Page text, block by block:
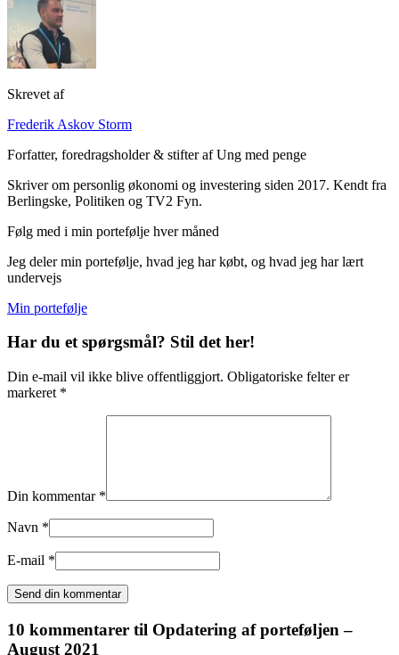
Skrevet af
Frederik Askov Storm
Forfatter, foredragsholder & stifter af Ung med penge
Skriver om personlig økonomi og investering siden 2017. Kendt fra
Berlingske, Politiken og TV2 Fyn.
Følg med i min portefølje hver måned
Jeg deler min portefølje, hvad jeg har købt, og hvad jeg har lært
undervejs
Min portefølje
Har du et spørgsmål? Stil det her!
Din e-mail vil ikke blive offentliggjort. Obligatoriske felter er
markeret *
Din kommentar *
Navn *
E-mail *
10 kommentarer til Opdatering af porteføljen –
August 2021